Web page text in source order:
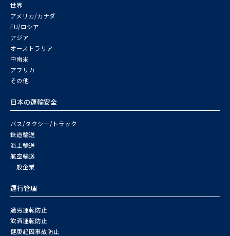
世界
アメリカ/カナダ
EU/ロシア
アジア
オーストラリア
中南米
アフリカ
その他
日本の運輸安全
バス/タクシー/トラック
鉄道輸送
海上輸送
航空輸送
一般企業
運行管理
過労運転防止
飲酒運転防止
健康起因事故防止